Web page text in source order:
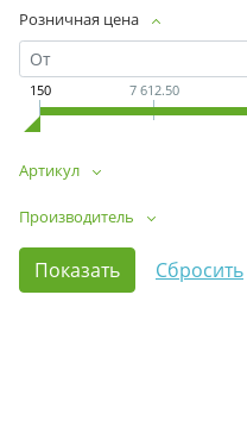
Розничная цена
150 7 612.50
Артикул
Производитель